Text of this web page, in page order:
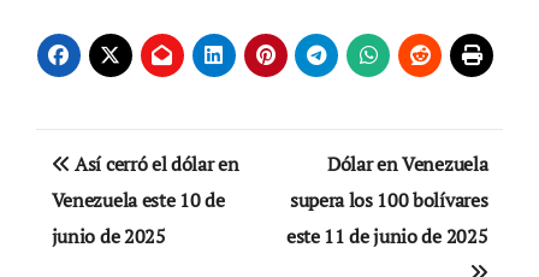
Navegación
de
entradas
Así cerró el dólar en
Venezuela este 10 de
junio de 2025
Dólar en Venezuela
supera los 100 bolívares
este 11 de junio de 2025